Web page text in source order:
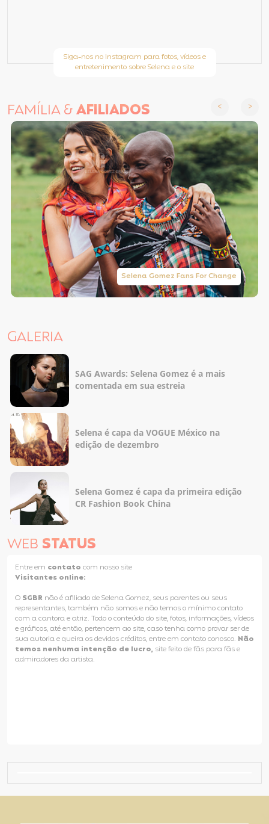
Siga-nos no Instagram para fotos, vídeos e
entretenimento sobre Selena e o site
FAMÍLIA &AFILIADOS
Selena Gomez Fans For Change
GALERIA
SAG Awards: Selena Gomez é a mais
comentada em sua estreia
Selena é capa da VOGUE México na
edição de dezembro
Selena Gomez é capa da primeira edição
CR Fashion Book China
WEB STATUS
Entre em contato com nosso site
Visitantes online:
O SGBR não é afiliado de Selena Gomez, seus parentes ou seus
representantes, também não somos e não temos o mínimo contato
com a cantora e atriz. Todo o conteúdo do site, fotos, informações, vídeos
e gráficos, até então, pertencem ao site, caso tenha como provar ser de
sua autoria e queira os devidos créditos, entre em contato conosco. Não
temos nenhuma intenção de lucro, site feito de fãs para fãs e
admiradores da artista.